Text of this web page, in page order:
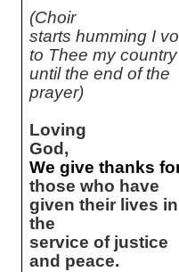
(Choir
starts humming I
to Thee my country
until the end of the
prayer)
Loving
God,
We give thanks
those who have
given their lives in
the
service of justice
and peace.